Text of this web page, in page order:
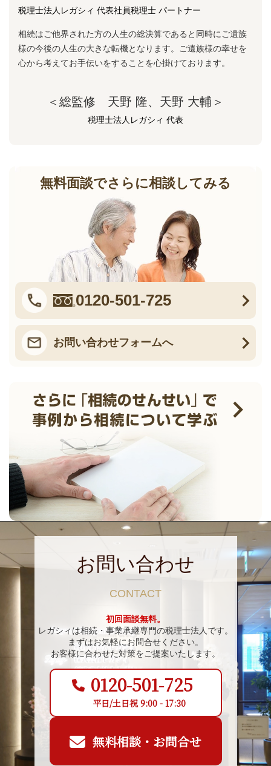
税理士法人レガシィ 代表社員税理士 パートナー
相続はご他界された方の人生の総決算であると同時にご遺族
様の今後の人生の大きな転機となります。ご遺族様の幸せを
心から考えてお手伝いをすることを心掛けております。
＜総監修 天野 隆、天野 大輔＞
税理士法人レガシィ 代表
無料面談でさらに相談してみる
0120-501-725
お問い合わせフォームへ
お問い合わせ
CONTACT
初回面談無料。
レガシィは相続・事業承継専門の税理士法人です。
まずはお気軽にお問合せください。
お客様に合わせた対策をご提案いたします。
0120-501-725
平日/土日祝 9:00 - 17:30
無料相談・お問合せ